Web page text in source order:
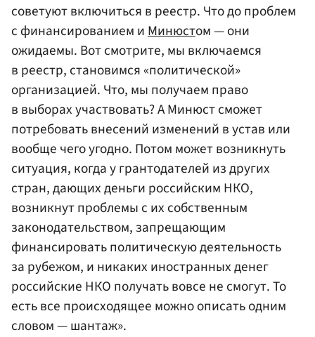
советуют включиться в реестр. Что до проблем
с финансированием иМинюстом — они
ожидаемы. Вот смотрите, мы включаемся
в реестр, становимся «политической»
организацией. Что, мы получаем право
в выборах участвовать? А Минюст сможет
потребовать внесений изменений в устав или
вообще чего угодно. Потом может возникнуть
ситуация, когда у грантодателей из других
стран, дающих деньги российским НКО,
возникнут проблемы с их собственным
законодательством, запрещающим
финансировать политическую деятельность
за рубежом, и никаких иностранных денег
российские НКО получать вовсе не смогут. То
есть все происходящее можно описать одним
словом — шантаж».